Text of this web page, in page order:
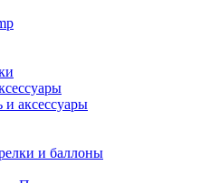
и аксессуары
и баллоны